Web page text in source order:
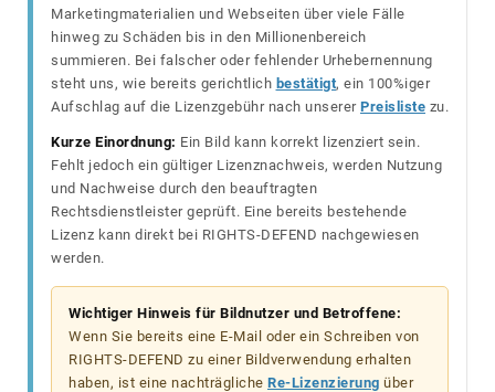
Marketingmaterialien und Webseiten über viele Fälle
hinweg zu Schäden bis in den Millionenbereich
summieren. Bei falscher oder fehlender Urhebernennung
steht uns, wie bereits gerichtlich bestätigt, ein 100%iger
Aufschlag auf die Lizenzgebühr nach unserer Preisliste zu.
Kurze Einordnung: Ein Bild kann korrekt lizenziert sein.
Fehlt jedoch ein gültiger Lizenznachweis, werden Nutzung
und Nachweise durch den beauftragten
Rechtsdienstleister geprüft. Eine bereits bestehende
Lizenz kann direkt bei RIGHTS-DEFEND nachgewiesen
werden.
Wichtiger Hinweis für Bildnutzer und Betroffene:
Wenn Sie bereits eine E-Mail oder ein Schreiben von
RIGHTS-DEFEND zu einer Bildverwendung erhalten
haben, ist eine nachträgliche Re-Lizenzierung über